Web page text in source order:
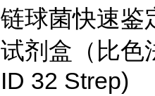
链球菌快速鉴
试剂盒（比色
ID 32 Strep)